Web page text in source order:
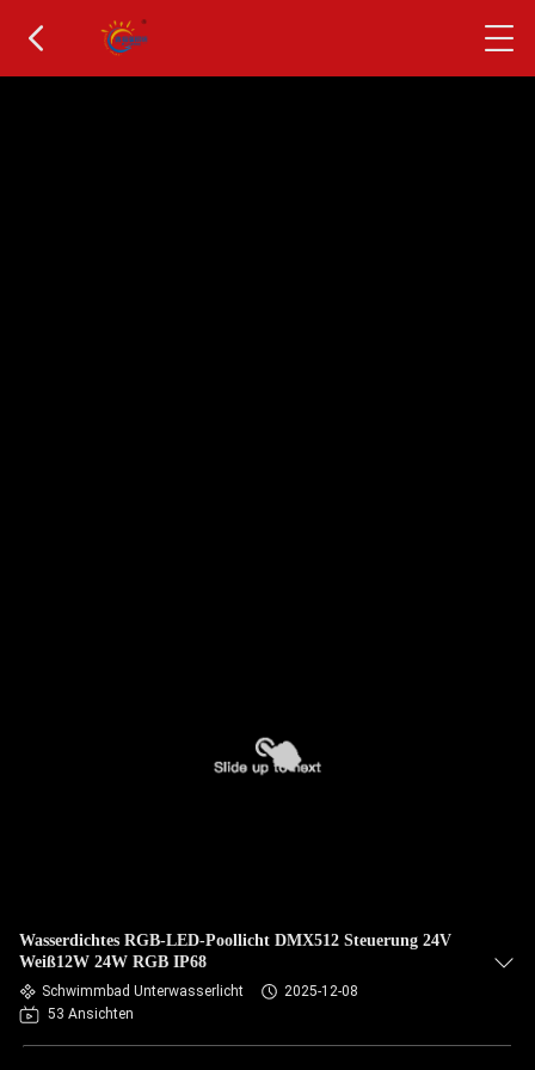
Wasserdichtes RGB-LED-Poollicht DMX512 Steuerung 24V
Weiß12W 24W RGB IP68
Schwimmbad Unterwasserlicht
2025-12-08
53 Ansichten